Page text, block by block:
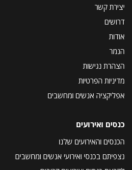
יצירת קשר
דרושים
אודות
הנמר
הצהרת נגישות
מדיניות הפרטיות
אפליקציה אנשים ומחשבים
כנסים ואירועים
הכנסים והאירועים שלנו
נצפיתם בכנסי ואירועי אנשים ומחשבים